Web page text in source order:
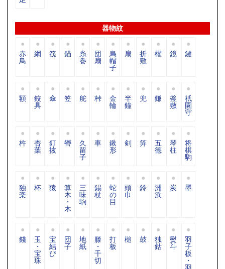
器物紋
赤
鳥
網 筏 錨 糸
巻
団
扇
烏
帽
子
扇 折
敷
櫂 鏡 鍵
額 鉸
具
傘 笠 舵 桛 金
輪
半
鐘
兜 鎌 釜
敷
祇
園
守
杵 杏
葉
釘
抜
轡 久
留
子
車 鍬
形
剣 笄 五
德
琴
柱
将
棋
駒
独
楽
杯 猿 算
木
・
木
三
味
駒
錫
杖
蛇
の
目
頭
巾
鈴 洲
浜
炭 墨
錢 玉
・
宝
珠
宝
結
び
団
子
地
紙
滕
・
千
切
打
板
槌 鼓 独
鈷
熨
斗
羽
子
板
・